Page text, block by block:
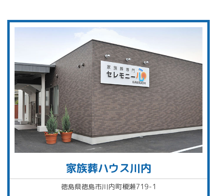
家族葬ハウス川内
徳島県徳島市川内町榎瀬719-1